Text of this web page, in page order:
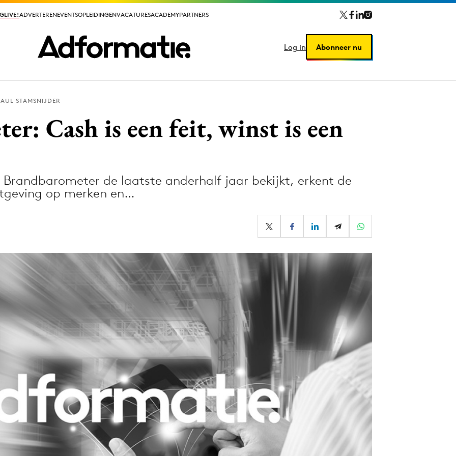
ADVERTERENEVENTSOPLEIDINGENVACATURESACADEMYPARTNERS
Log in Abonneer nu
ADVERTERENEVENTSOPLEIDINGENVACATURESACADEMYPARTNERS
Log in Abonneer nu
Media
Merkstrategie
Reputatie & crisis
STAMSNIJDER
Cash is een feit, winst is een
de laatste anderhalf jaar bekijkt, erkent de
op merken en…